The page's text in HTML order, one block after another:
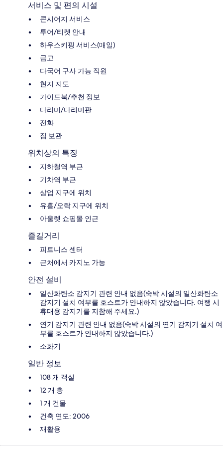
서비스 및 편의 시설
콘시어지 서비스
투어/티켓 안내
하우스키핑 서비스(매일)
금고
다국어 구사 가능 직원
현지 지도
가이드북/추천 정보
다리미/다리미판
전화
짐 보관
위치상의 특징
지하철역 부근
기차역 부근
상업 지구에 위치
유흥/오락 지구에 위치
아울렛 쇼핑몰 인근
즐길거리
피트니스 센터
근처에서 카지노 가능
안전 설비
일산화탄소 감지기 관련 안내 없음(숙박 시설의 일산화탄소
감지기 설치 여부를 호스트가 안내하지 않았습니다. 여행 시
휴대용 감지기를 지참해 주세요.)
연기 감지기 관련 안내 없음(숙박 시설의 연기 감지기 설치 여
부를 호스트가 안내하지 않았습니다.)
소화기
일반 정보
108 개 객실
12 개 층
1 개 건물
건축 연도: 2006
재활용